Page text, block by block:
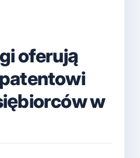
oferują
w